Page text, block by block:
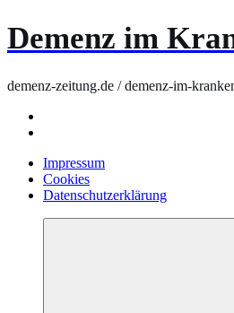
Demenz im
demenz-zeitung.de / demenz-im-
Impressum
Cookies
Datenschutzerklärung